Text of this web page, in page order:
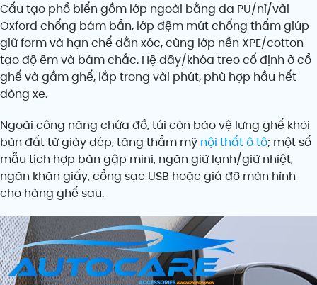
Cấu tạo phổ biến gồm lớp ngoài bằng da PU/nỉ/vải
Oxford chống bám bẩn, lớp đệm mút chống thấm giúp
giữ form và hạn chế dằn xóc, cùng lớp nền XPE/cotton
tạo độ êm và bám chắc. Hệ dây/khóa treo cố định ở cổ
ghế và gầm ghế, lắp trong vài phút, phù hợp hầu hết
dòng xe.
Ngoài công năng chứa đồ, túi còn bảo vệ lưng ghế khỏi
bùn đất từ giày dép, tăng thẩm mỹ nội thất ô tô; một số
mẫu tích hợp bàn gập mini, ngăn giữ lạnh/giữ nhiệt,
ngăn khăn giấy, cổng sạc USB hoặc giá đỡ màn hình
cho hàng ghế sau.